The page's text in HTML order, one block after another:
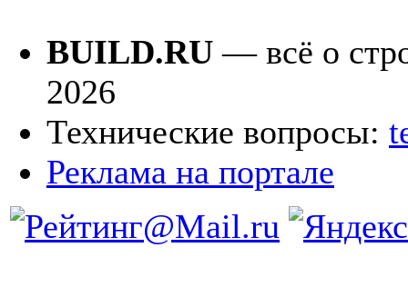
BUILD.RU — всё о
2026
Технические вопросы:
Реклама на портале